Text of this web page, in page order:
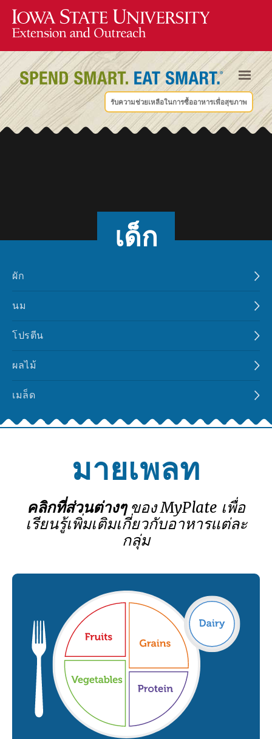
รับความช่วยเหลือในการซื้ออาหารเพื่อสุขภาพ
เด็ก
ผัก
นม
โปรตีน
ผลไม้
เมล็ด
มายเพลท
คลิกที่ส่วนต่างๆของ MyPlate เพื่อ
เรียนรู้เพิ่มเติมเกี่ยวกับอาหารแต่ละ
กลุ่ม